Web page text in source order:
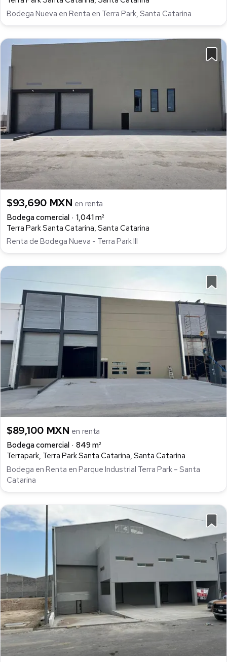
Bodega Nueva en Renta en Terra Park, Santa Catarina
$93,690 MXN en renta
Bodega comercial
1,041 m²
Terra Park Santa Catarina, Santa Catarina
Renta de Bodega Nueva - Terra Park III
$89,100 MXN en renta
Bodega comercial
849 m²
Terrapark, Terra Park Santa Catarina, Santa Catarina
Bodega en Renta en Parque Industrial Terra Park – Santa
Catarina